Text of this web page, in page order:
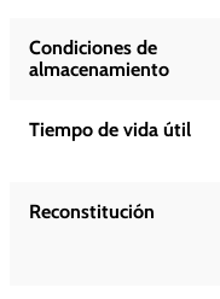
Condiciones de
almacenamiento
Tiempo de vida útil
Reconstitución